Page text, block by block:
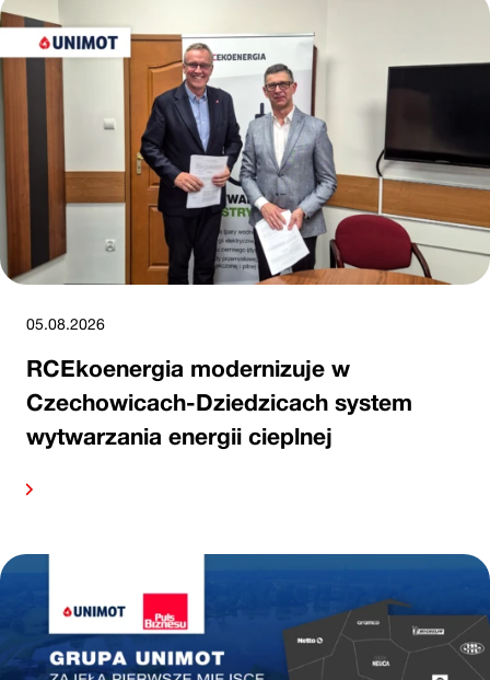
05.08.2026
RCEkoenergia modernizuje w
Czechowicach-Dziedzicach system
wytwarzania energii cieplnej